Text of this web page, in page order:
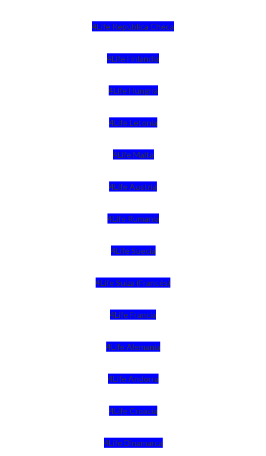
4Life República Checa
4Life Finlandia
4Life Hungria
4Life Letonia
4Life Malta
4Life Austria
4Life Rumania
4Life Suecia
4Life Suiza (Francés)
4Life Francia
4Life Alemania
4Life Andorra
4Life Croacia
4Life Dinamarca